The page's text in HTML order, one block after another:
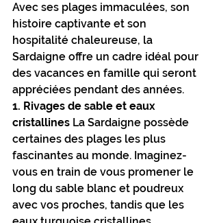
Avec ses plages immaculées, son
histoire captivante et son
hospitalité chaleureuse, la
Sardaigne offre un cadre idéal pour
des vacances en famille qui seront
appréciées pendant des années.
1. Rivages de sable et eaux
cristallines La Sardaigne possède
certaines des plages les plus
fascinantes au monde. Imaginez-
vous en train de vous promener le
long du sable blanc et poudreux
avec vos proches, tandis que les